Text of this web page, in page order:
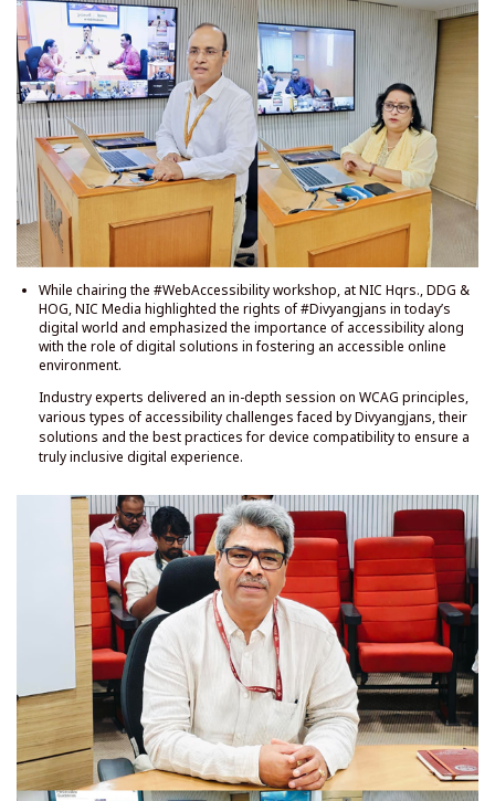
एन. आई. सी. मुख्यालय, डी. डी. जी. और एच. ओ. जी. में #WebAccessibility कार्यशाला
की अध्यक्षता करते हुए, एन. आई. सी. मीडिया ने आज की डिजिटल दुनिया में #Divyangjans
के अधिकारों पर प्रकाश डाला और एक सुलभ ऑनलाइन वातावरण को बढ़ावा देने में डिजिटल
समाधानों की भूमिका के साथ-साथ पहुंच के महत्व पर जोर दिया।
उद्योग विशेषज्ञों ने डब्ल्यूसीएजी सिद्धांतों, दिव्यांगजनों के सामने आने वाली विभिन्न प्रकार की
सुलभता चुनौतियों, उनके समाधान और वास्तव में समावेशी डिजिटल अनुभव सुनिश्चित करने के